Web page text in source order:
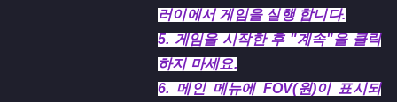
러이에서 게임을 실행 합니다.
5. 게임을 시작한 후 "계속"을 클릭
하지 마세요.
6. 메인 메뉴에 FOV(원)이 표시되